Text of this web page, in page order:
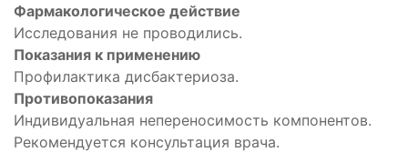
Фармакологическое действие
Исследования не проводились.
Показания к применению
Профилактика дисбактериоза.
Противопоказания
Индивидуальная непереносимость компонентов.
Рекомендуется консультация врача.